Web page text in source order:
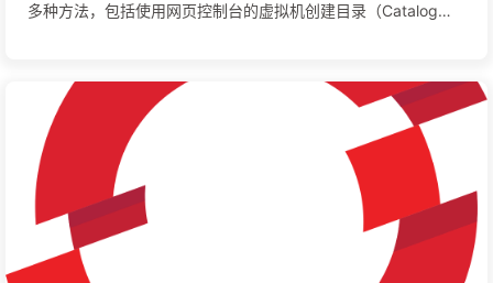
多种方法，包括使用网页控制台的虚拟机创建目录（Catalog）
直接访问VM。此外，还涉及了基于角色的访问控制，确保不同
用户根据权限进行操作。